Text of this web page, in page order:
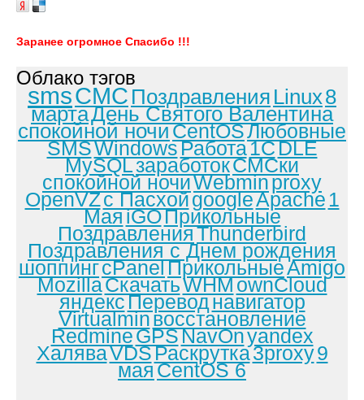
Заранее огромное Спасибо !!!
Облако тэгов
smsСМС Поздравления Linux8
мартаДень Святого Валентина
спокойной ночиCentOSЛюбовные
SMSWindowsРабота1СDLE
MySQLзаработокСМСки
спокойной ночиWebminproxy
OpenVZс ПасхойgoogleApache 1
МаяiGOПрикольные
ПоздравленияThunderbird
Поздравления с Днем рождения
шоппингcPanelПрикольныеAmigo
MozillaСкачатьWHMownCloud
яндексПереводнавигатор
Virtualminвосстановление
RedmineGPSNavOnyandex
ХаляваVDSРаскрутка3proxy9
маяCentOS 6